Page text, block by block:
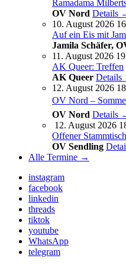
Ramadama
OV Nord Details
10. August 2026
Auf ein Eis mit
Jamila Schäfer,
11. August 2026
AK Queer: Treffen
AK Queer Details
12. August 2026
OV Nord –
OV Nord Details
12. August 2026
Offener
OV Sendling
Alle Termine →
instagram
facebook
linkedin
threads
tiktok
youtube
WhatsApp
telegram